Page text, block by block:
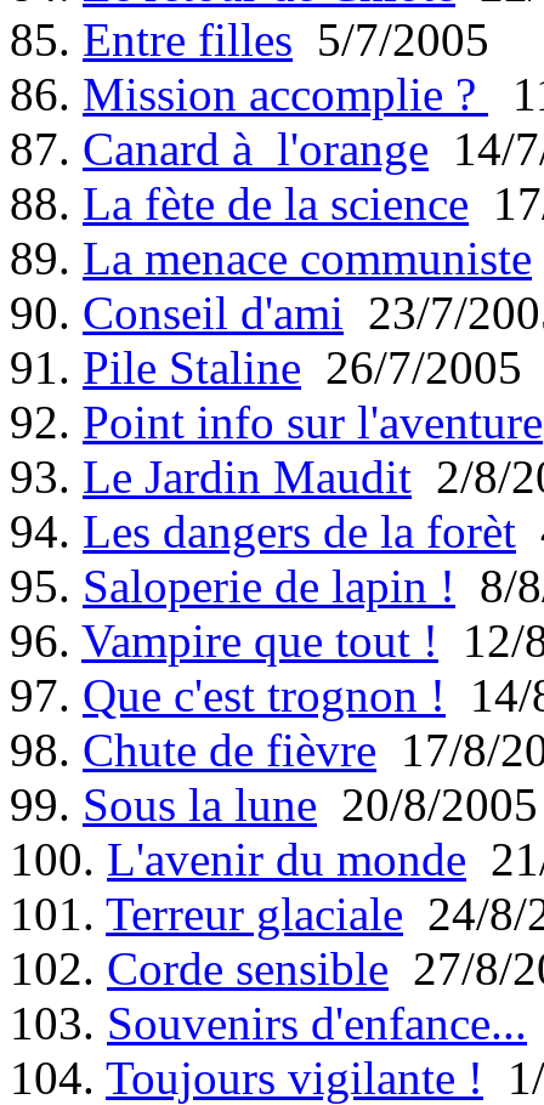
85. Entre filles 5/7/2005
86. Mission accomplie ?
87. Canard à l'orange 14/
88. La fète de la science
89. La menace communiste
90. Conseil d'ami 23/7/
91. Pile Staline 26/7/2005
92. Point info sur l'aventure
93. Le Jardin Maudit 2/8/
94. Les dangers de la forèt
95. Saloperie de lapin ! 8/
96. Vampire que tout ! 12/
97. Que c'est trognon ! 14/
98. Chute de fièvre 17/8/
99. Sous la lune 20/8/2005
100. L'avenir du monde
101. Terreur glaciale 24/8/
102. Corde sensible 27/8/
103. Souvenirs d'enfance...
104. Toujours vigilante !